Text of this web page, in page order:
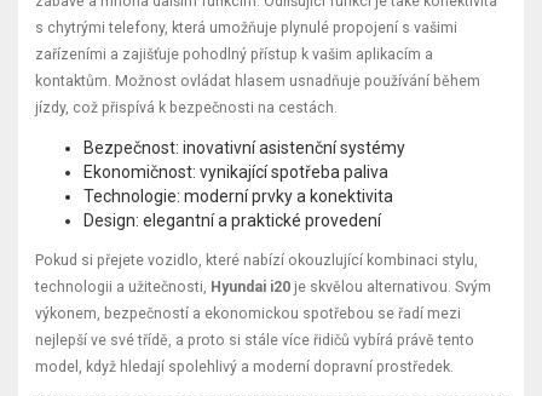
s chytrými telefony, která umožňuje plynulé propojení s vašimi
zařízeními a zajišťuje pohodlný přístup k vašim aplikacím a
kontaktům. Možnost ovládat hlasem usnadňuje používání během
jízdy, což přispívá k bezpečnosti na cestách.
Bezpečnost: inovativní asistenční systémy
Ekonomičnost: vynikající spotřeba paliva
Technologie: moderní prvky a konektivita
Design: elegantní a praktické provedení
Pokud si přejete vozidlo, které nabízí okouzlující kombinaci stylu,
technologii a užitečnosti, Hyundai i20 je skvělou alternativou. Svým
výkonem, bezpečností a ekonomickou spotřebou se řadí mezi
nejlepší ve své třídě, a proto si stále více řidičů vybírá právě tento
model, když hledají spolehlivý a moderní dopravní prostředek.